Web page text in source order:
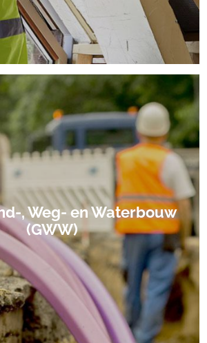
, Weg- en Waterbouw
(GWW)